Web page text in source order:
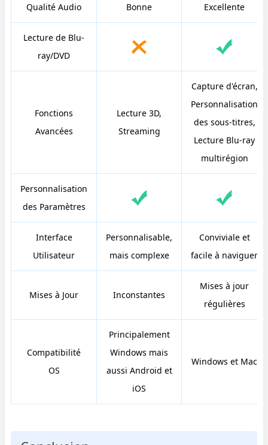
Qualité Audio Bonne Excellente
Lecture de Blu-
ray/DVD
Fonctions
Avancées
Lecture 3D,
Streaming
Capture d'écran,
Personnalisation
des sous-titres,
Lecture Blu-ray
multirégion
Personnalisation
des Paramètres
Interface
Utilisateur
Personnalisable,
mais complexe
Conviviale et
facile à naviguer
Mises à Jour Inconstantes
Mises à jour
régulières
Compatibilité
OS
Principalement
Windows mais
aussi Android et
iOS
Windows et Mac